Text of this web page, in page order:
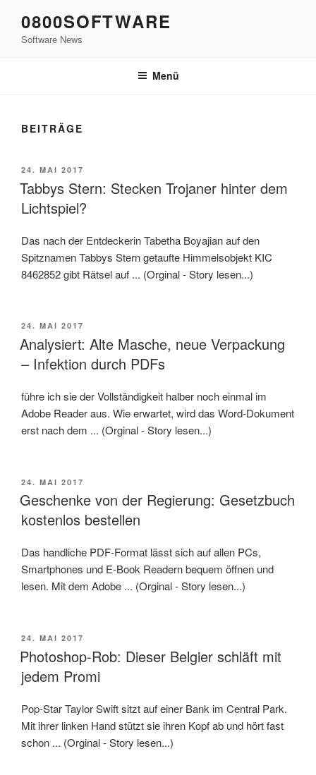
Inhalt
springen
0800SOFTWARE
Software News
Menü
BEITRÄGE
VERÖFFENTLICHT
AM
24. MAI 2017
Tabbys Stern: Stecken Trojaner hinter dem
Lichtspiel?
Das nach der Entdeckerin Tabetha Boyajian auf den
Spitznamen Tabbys Stern getaufte Himmelsobjekt KIC
8462852 gibt Rätsel auf ... (Orginal - Story lesen...)
VERÖFFENTLICHT
AM
24. MAI 2017
Analysiert: Alte Masche, neue Verpackung
– Infektion durch PDFs
führe ich sie der Vollständigkeit halber noch einmal im
Adobe Reader aus. Wie erwartet, wird das Word-Dokument
erst nach dem ... (Orginal - Story lesen...)
VERÖFFENTLICHT
AM
24. MAI 2017
Geschenke von der Regierung: Gesetzbuch
kostenlos bestellen
Das handliche PDF-Format lässt sich auf allen PCs,
Smartphones und E-Book Readern bequem öffnen und
lesen. Mit dem Adobe ... (Orginal - Story lesen...)
VERÖFFENTLICHT
AM
24. MAI 2017
Photoshop-Rob: Dieser Belgier schläft mit
jedem Promi
Pop-Star Taylor Swift sitzt auf einer Bank im Central Park.
Mit ihrer linken Hand stützt sie ihren Kopf ab und hört fast
schon ... (Orginal - Story lesen...)